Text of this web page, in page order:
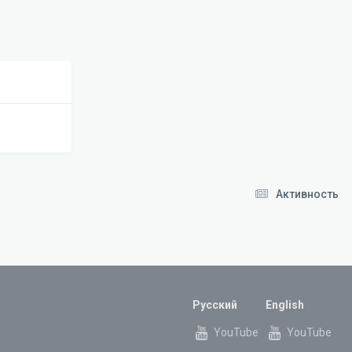
Активность
Русский
YouTube
English
YouTube